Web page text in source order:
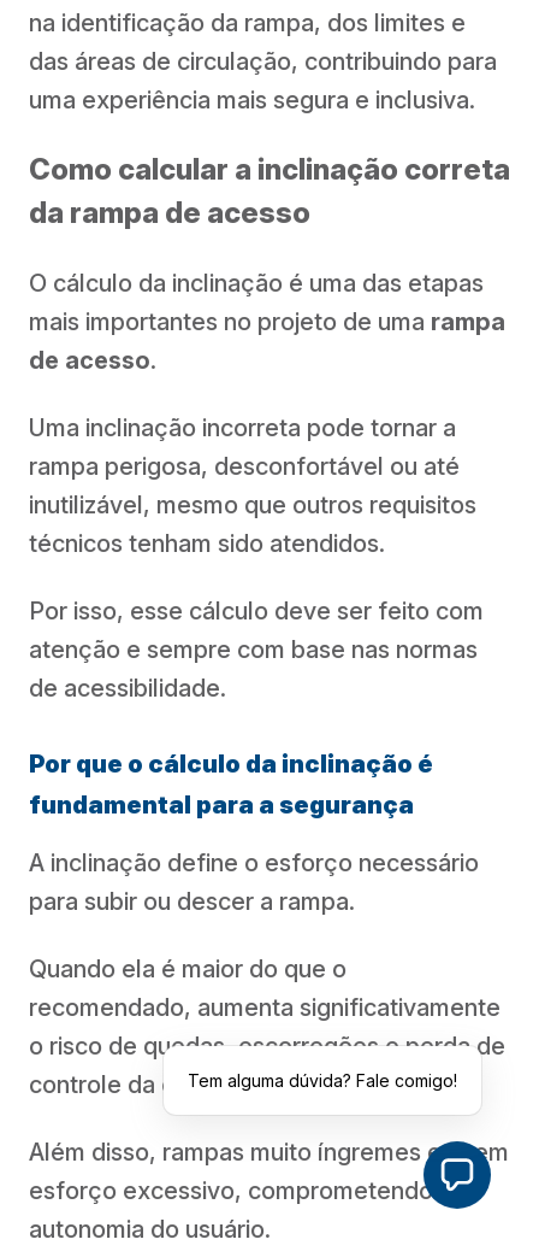
na identificação da rampa, dos limites e
das áreas de circulação, contribuindo para
uma experiência mais segura e inclusiva.
Como calcular a inclinação correta
da rampa de acesso
O cálculo da inclinação é uma das etapas
mais importantes no projeto de uma rampa
de acesso.
Uma inclinação incorreta pode tornar a
rampa perigosa, desconfortável ou até
inutilizável, mesmo que outros requisitos
técnicos tenham sido atendidos.
Por isso, esse cálculo deve ser feito com
atenção e sempre com base nas normas
de acessibilidade.
Por que o cálculo da inclinação é
fundamental para a segurança
A inclinação define o esforço necessário
para subir ou descer a rampa.
Quando ela é maior do que o
recomendado, aumenta significativamente
o risco de quedas, escorregões e perda de
controle da cadeira de rodas.
Além disso, rampas muito íngremes exigem
esforço excessivo, comprometendo a
autonomia do usuário.
Tem alguma dúvida? Fale comigo!